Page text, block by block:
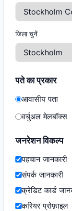
जिला चुनें
पते का प्रकार
आवासीय पता
वर्चुअल मेलबॉक्स
जनरेशन विकल्प
पहचान जानकारी
संपर्क जानकारी
क्रेडिट कार्ड
करियर प्रोफ़ाइल